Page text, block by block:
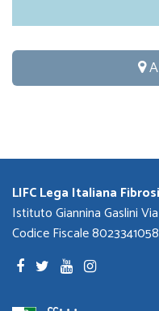
LIFC Lega Italiana
Istituto Giannina Gaslini
Codice Fiscale